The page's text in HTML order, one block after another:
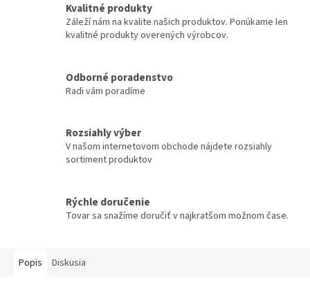
Kvalitné produkty
Záleží nám na kvalite našich produktov. Ponúkame len
kvalitné produkty overených výrobcov.
Odborné poradenstvo
Radi vám poradíme
Rozsiahly výber
V našom internetovom obchode nájdete rozsiahly
sortiment produktov
Rýchle doručenie
Tovar sa snažíme doručiť v najkratšom možnom čase.
Popis Diskusia